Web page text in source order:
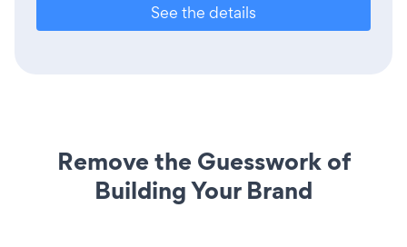
See the details
Remove the Guesswork of
Building Your Brand